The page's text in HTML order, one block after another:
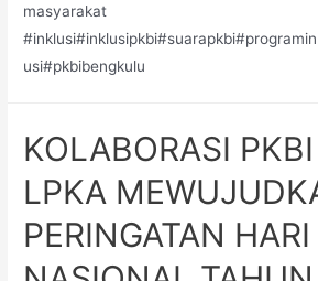
masyarakat
usi#pkbibengkulu
KOLABORASI
LPKA
PERINGATAN